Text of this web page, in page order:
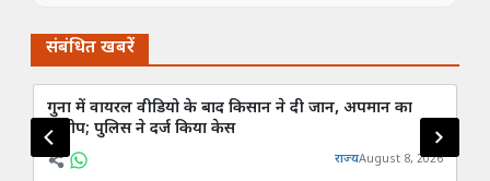
संबंधित खबरें
गुना में वायरल वीडियो के बाद किसान ने दी जान, अपमान का
आरोप; पुलिस ने दर्ज किया केस
राज्यAugust 8, 2026